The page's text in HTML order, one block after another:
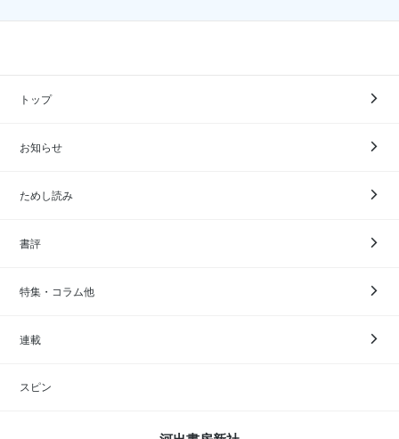
トップ
お知らせ
ためし読み
書評
特集・コラム他
連載
スピン